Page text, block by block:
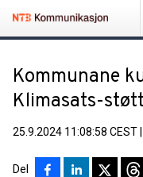
Kommunane
Klimasats-
25.9.2024 11:08:58 CEST
Del